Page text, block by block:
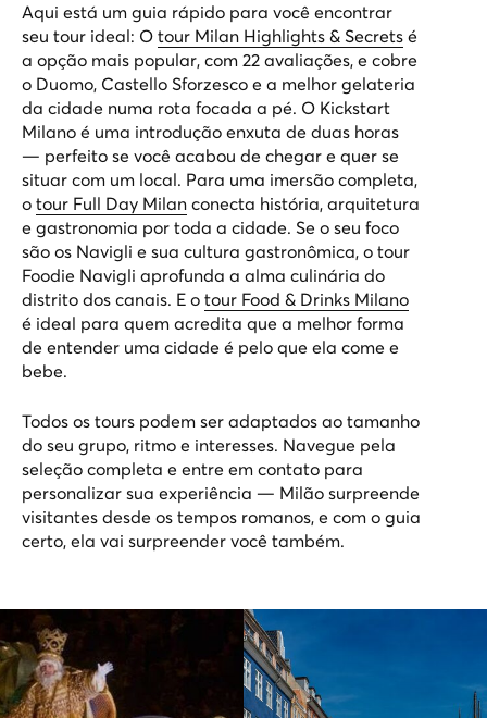
Aqui está um guia rápido para você encontrar
seu tour ideal: O tour Milan Highlights & Secrets é
a opção mais popular, com 22 avaliações, e cobre
o Duomo, Castello Sforzesco e a melhor gelateria
da cidade numa rota focada a pé. O Kickstart
Milano é uma introdução enxuta de duas horas
— perfeito se você acabou de chegar e quer se
situar com um local. Para uma imersão completa,
o tour Full Day Milan conecta história, arquitetura
e gastronomia por toda a cidade. Se o seu foco
são os Navigli e sua cultura gastronômica, o tour
Foodie Navigli aprofunda a alma culinária do
distrito dos canais. E o tour Food & Drinks Milano
é ideal para quem acredita que a melhor forma
de entender uma cidade é pelo que ela come e
bebe.
Todos os tours podem ser adaptados ao tamanho
do seu grupo, ritmo e interesses. Navegue pela
seleção completa e entre em contato para
personalizar sua experiência — Milão surpreende
visitantes desde os tempos romanos, e com o guia
certo, ela vai surpreender você também.